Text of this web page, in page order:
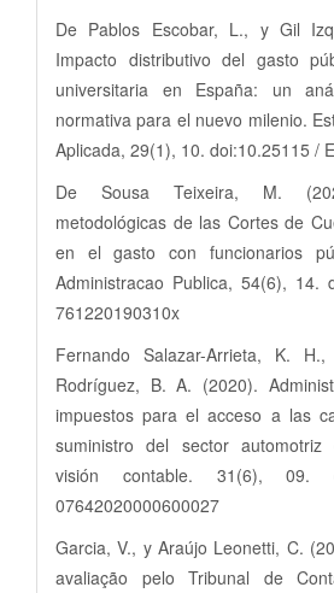
De Pablos Escobar, L., y Gil
Impacto distributivo del gasto
universitaria en España: un
normativa para el nuevo milenio.
Aplicada, 29(1), 10. doi:10.25115 /
De Sousa Teixeira, M.
metodológicas de las Cortes de
en el gasto con funcionarios
Administracao Publica, 54(6), 14.
761220190310x
Fernando Salazar-Arrieta, K.
Rodríguez, B. A. (2020).
impuestos para el acceso a las
suministro del sector
visión contable. 31(6), 09.
07642020000600027
Garcia, V., y Araújo Leonetti, C.
avaliação pelo Tribunal de